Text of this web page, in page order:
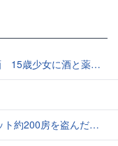
逮捕 「薬もありますよ」とSNSで誘い出し
売か 無職の男（42）逮捕 岡山県警